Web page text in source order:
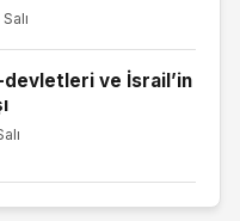
ve İsrail’in